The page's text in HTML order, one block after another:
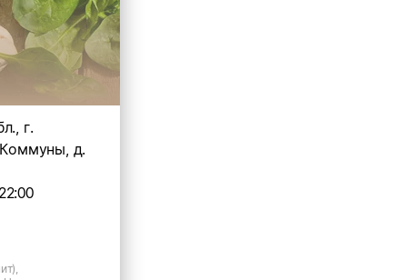
г.
д.